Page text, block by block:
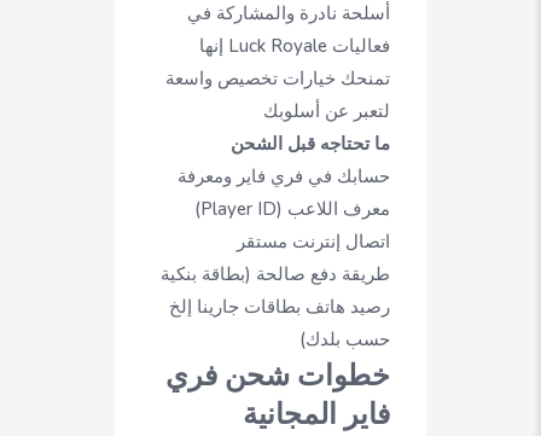
أسلحة نادرة والمشاركة في
فعاليات Luck Royale إنها
تمنحك خيارات تخصيص واسعة
لتعبر عن أسلوبك
ما تحتاجه قبل الشحن
حسابك في فري فاير ومعرفة
معرف اللاعب (Player ID)
اتصال إنترنت مستقر
طريقة دفع صالحة (بطاقة بنكية
رصيد هاتف بطاقات جارينا إلخ
حسب بلدك)
خطوات شحن فري
فاير المجانية